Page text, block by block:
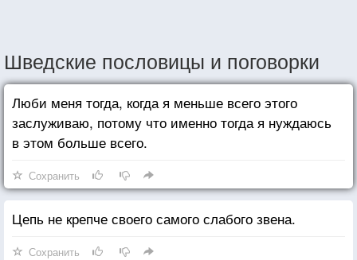
Шведские пословицы и поговорки
Люби меня тогда, когда я меньше всего этого
заслуживаю, потому что именно тогда я нуждаюсь
в этом больше всего.
Сохранить
Цепь не крепче своего самого слабого звена.
Сохранить